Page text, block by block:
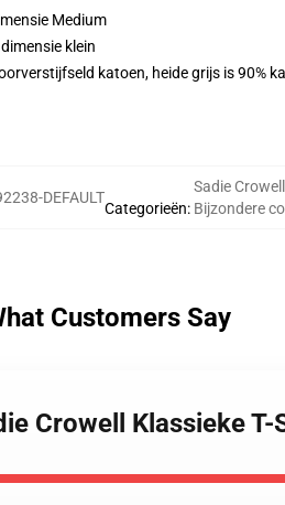
Medium
klein
katoen, heide grijs is 90%
DEFAULT
Categorieën:
Sadie
Bijzondere
Customers Say
Crowell Klassieke T-